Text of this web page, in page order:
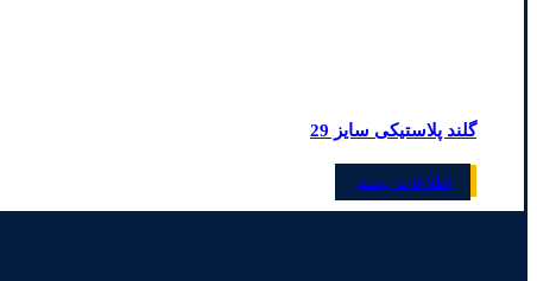
گلند پلاستیکی سایز 29
اطلاعات بیشتر